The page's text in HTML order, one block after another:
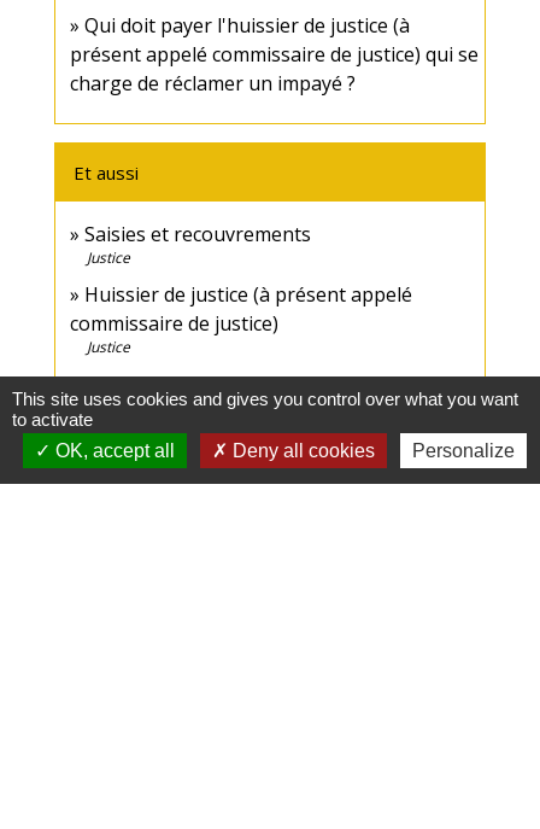
Qui doit payer l'huissier de justice (à
présent appelé commissaire de justice) qui se
charge de réclamer un impayé ?
Et aussi
Saisies et recouvrements
Justice
Huissier de justice (à présent appelé
commissaire de justice)
Justice
Signaler une erreur sur cette page
This site uses cookies and gives you control over what you want
to activate
OK, accept all
Deny all cookies Personalize